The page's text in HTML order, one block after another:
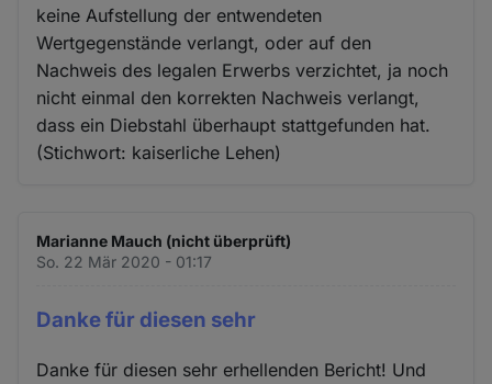
keine Aufstellung der entwendeten
Wertgegenstände verlangt, oder auf den
Nachweis des legalen Erwerbs verzichtet, ja noch
nicht einmal den korrekten Nachweis verlangt,
dass ein Diebstahl überhaupt stattgefunden hat.
(Stichwort: kaiserliche Lehen)
Marianne Mauch (nicht überprüft)
So. 22 Mär 2020 - 01:17
Danke für diesen sehr
Danke für diesen sehr erhellenden Bericht! Und